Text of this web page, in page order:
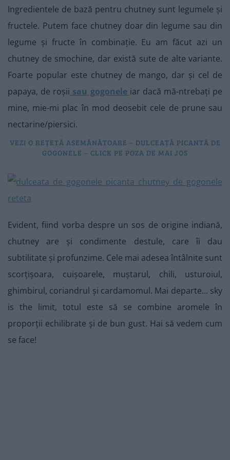
Ingredientele de bază pentru chutney sunt legumele și
fructele. Putem face chutney doar din legume sau din
legume și fructe în combinație. Eu am făcut azi un
chutney de smochine, dar există sute de alte variante.
Foarte popular este chutney de mango, dar și cel de
papaya, de roșii sau gogonele iar dacă mă-ntrebați pe
mine, mie-mi plac în mod deosebit cele de prune sau
nectarine/piersici.
VEZI O REȚETĂ ASEMĂNĂTOARE – DULCEAȚĂ PICANTĂ DE
GOGONELE – CLICK PE POZA DE MAI JOS
Evident, fiind vorba despre un sos de origine indiană,
chutney are și condimente destule, care îi dau
subtilitate și profunzime. Cele mai adesea întâlnite sunt
scorțișoara, cuișoarele, muștarul, chili, usturoiul,
ghimbirul, coriandrul și cardamomul. Mai departe… sky
is the limit, totul este să se combine aromele în
proporții echilibrate și de bun gust. Hai să vedem cum
se face!